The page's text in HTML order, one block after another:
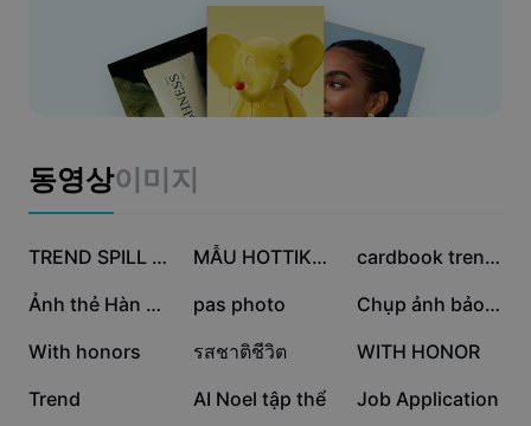
Dreamina Seedance 2.5
Nano Banana Pro
사용 사례
마케팅
효과 템플릿
산업 템플릿
요약 템플릿
크리에이티브 파트너 프로그램
CapCut 크리에이티브 캠퍼스
보안 센터
고객 지원 센터
CapCut 서비스 약관 정보
바로 만들 수 있어 시간과 비용을 절약할 수 있습니다. 학생,
출장 준비자, 해외여행 계획자 등 여권 사진이 필요한 모든 분
들에게 적합하며, 간단한 사용자 인터페이스로 컴퓨터 초보
자도 쉽게 이용할 수 있습니다. 지금 CapCut에서 여권 사진
프로그램을 무료로 다운로드하고, 빠르고 안전하게 여권 사
동영상이미지
69.2만 TREND SPILL NILAI 54.1만 MẪU HOTTIKTOK 2 ẢNH 32.7만 cardbook trend tik
29.1만 Ảnh thẻ Hàn Quốc 10.8만
pas photo 7.2만 Chụp ảnh bảo tàng
6.7만
With honors 3.7만
รสชาติชีวิต 2.1만
WITH HONOR
1.5만
Trend 1.1만
AI Noel tập thể 1.1만
Job Application